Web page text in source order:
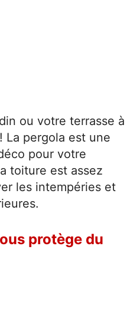
ou votre terrasse à
La pergola est une
pour votre
toiture est assez
les intempéries et
protège du